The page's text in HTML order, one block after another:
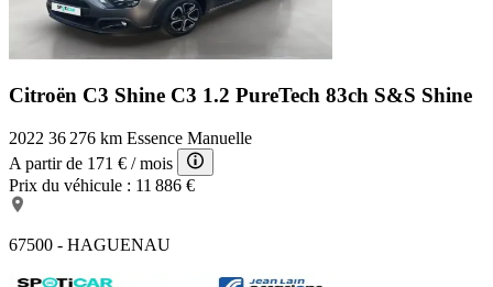
Citroën C3 Shine C3 1.2 PureTech 83ch S&S Shine
2022 36 276 km Essence Manuelle
A partir de 171 € / mois
Prix du véhicule : 11 886 €
67500 - HAGUENAU